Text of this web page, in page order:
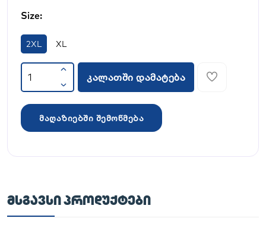
Size:
2XL XL
კალათში დამატება
მაღაზიებში შემოწმება
ᲛᲡᲒᲐᲕᲡᲘ ᲞᲠᲝᲓᲣᲥᲢᲔᲑᲘ